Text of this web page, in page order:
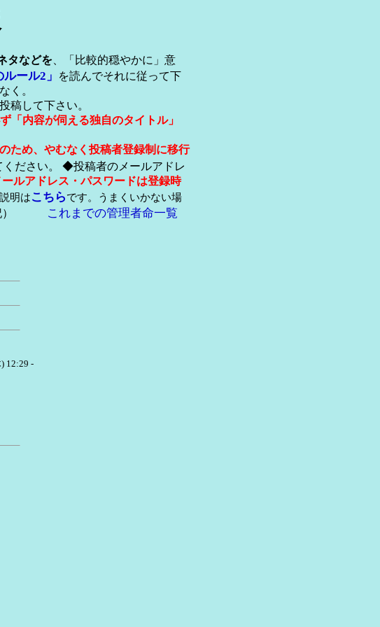
タなどを、「比較的穏やかに」意
ルール2」
を読んでそれに従って下
く。
稿して下さい。
「内容が伺える独自のタイトル」
ため、やむなく投稿者登録制に移行
ださい。 ◆投稿者のメールアドレ
ルアドレス・パスワードは登録時
明はこちらです。うまくいかない場
記） これまでの管理者命一覧
12:29 -